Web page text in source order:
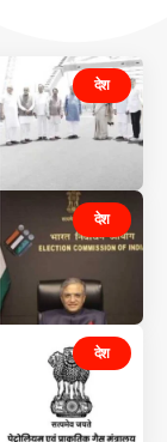
देश
देश
देश